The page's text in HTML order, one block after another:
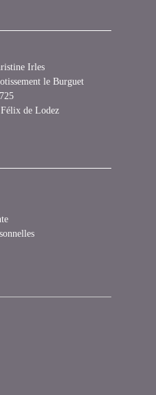
Irles
le Burguet
de Lodez